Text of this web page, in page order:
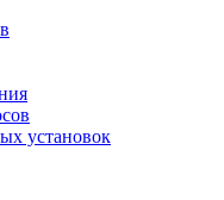
установок